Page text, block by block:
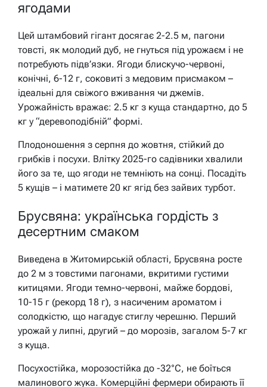
ягодами
Цей штамбовий гігант досягає 2-2.5 м, пагони
товсті, як молодий дуб, не гнуться під урожаєм і не
потребують підв’язки. Ягоди блискучо-червоні,
конічні, 6-12 г, соковиті з медовим присмаком –
ідеальні для свіжого вживання чи джемів.
Урожайність вражає: 2.5 кг з куща стандартно, до 5
кг у “деревоподібній” формі.
Плодоношення з серпня до жовтня, стійкий до
грибків і посухи. Влітку 2025-го садівники хвалили
його за те, що ягоди не темніють на сонці. Посадіть
5 кущів – і матимете 20 кг ягід без зайвих турбот.
Брусвяна: українська гордість з
десертним смаком
Виведена в Житомирській області, Брусвяна росте
до 2 м з товстими пагонами, вкритими густими
китицями. Ягоди темно-червоні, майже бордові,
10-15 г (рекорд 18 г), з насиченим ароматом і
солодкістю, що нагадує стиглу черешню. Перший
урожай у липні, другий – до морозів, загалом 5-7 кг
з куща.
Посухостійка, морозостійка до -32°C, не боїться
малинового жука. Комерційні фермери обирають її